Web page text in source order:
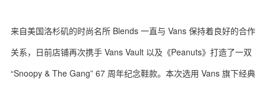
时 尚
球 鞋
生 活
来自美国洛杉矶的时尚名所 Blends 一直与 Vans 保持着良好的合作
关系，日前店铺再次携手 Vans Vault 以及《Peanuts》打造了一双
“Snoopy & The Gang” 67 周年纪念鞋款。本次选用 Vans 旗下经典